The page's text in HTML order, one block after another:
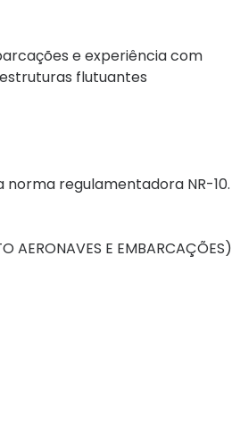
e experiência com
flutuantes
regulamentadora NR-10.
AERONAVES E EMBARCAÇÕES)